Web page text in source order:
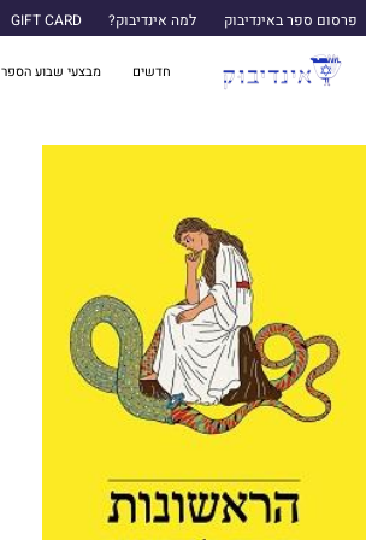
פרסום ספר באינדיבוק למה אינדיבוק? GIFT CARD
חדשים מבצעי שבוע הספר 2026